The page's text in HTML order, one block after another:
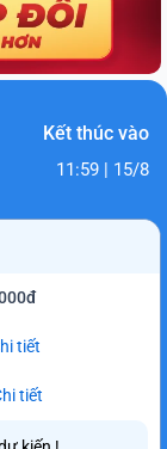
Kết thúc vào
11:59 | 15/8
tiết
tiết